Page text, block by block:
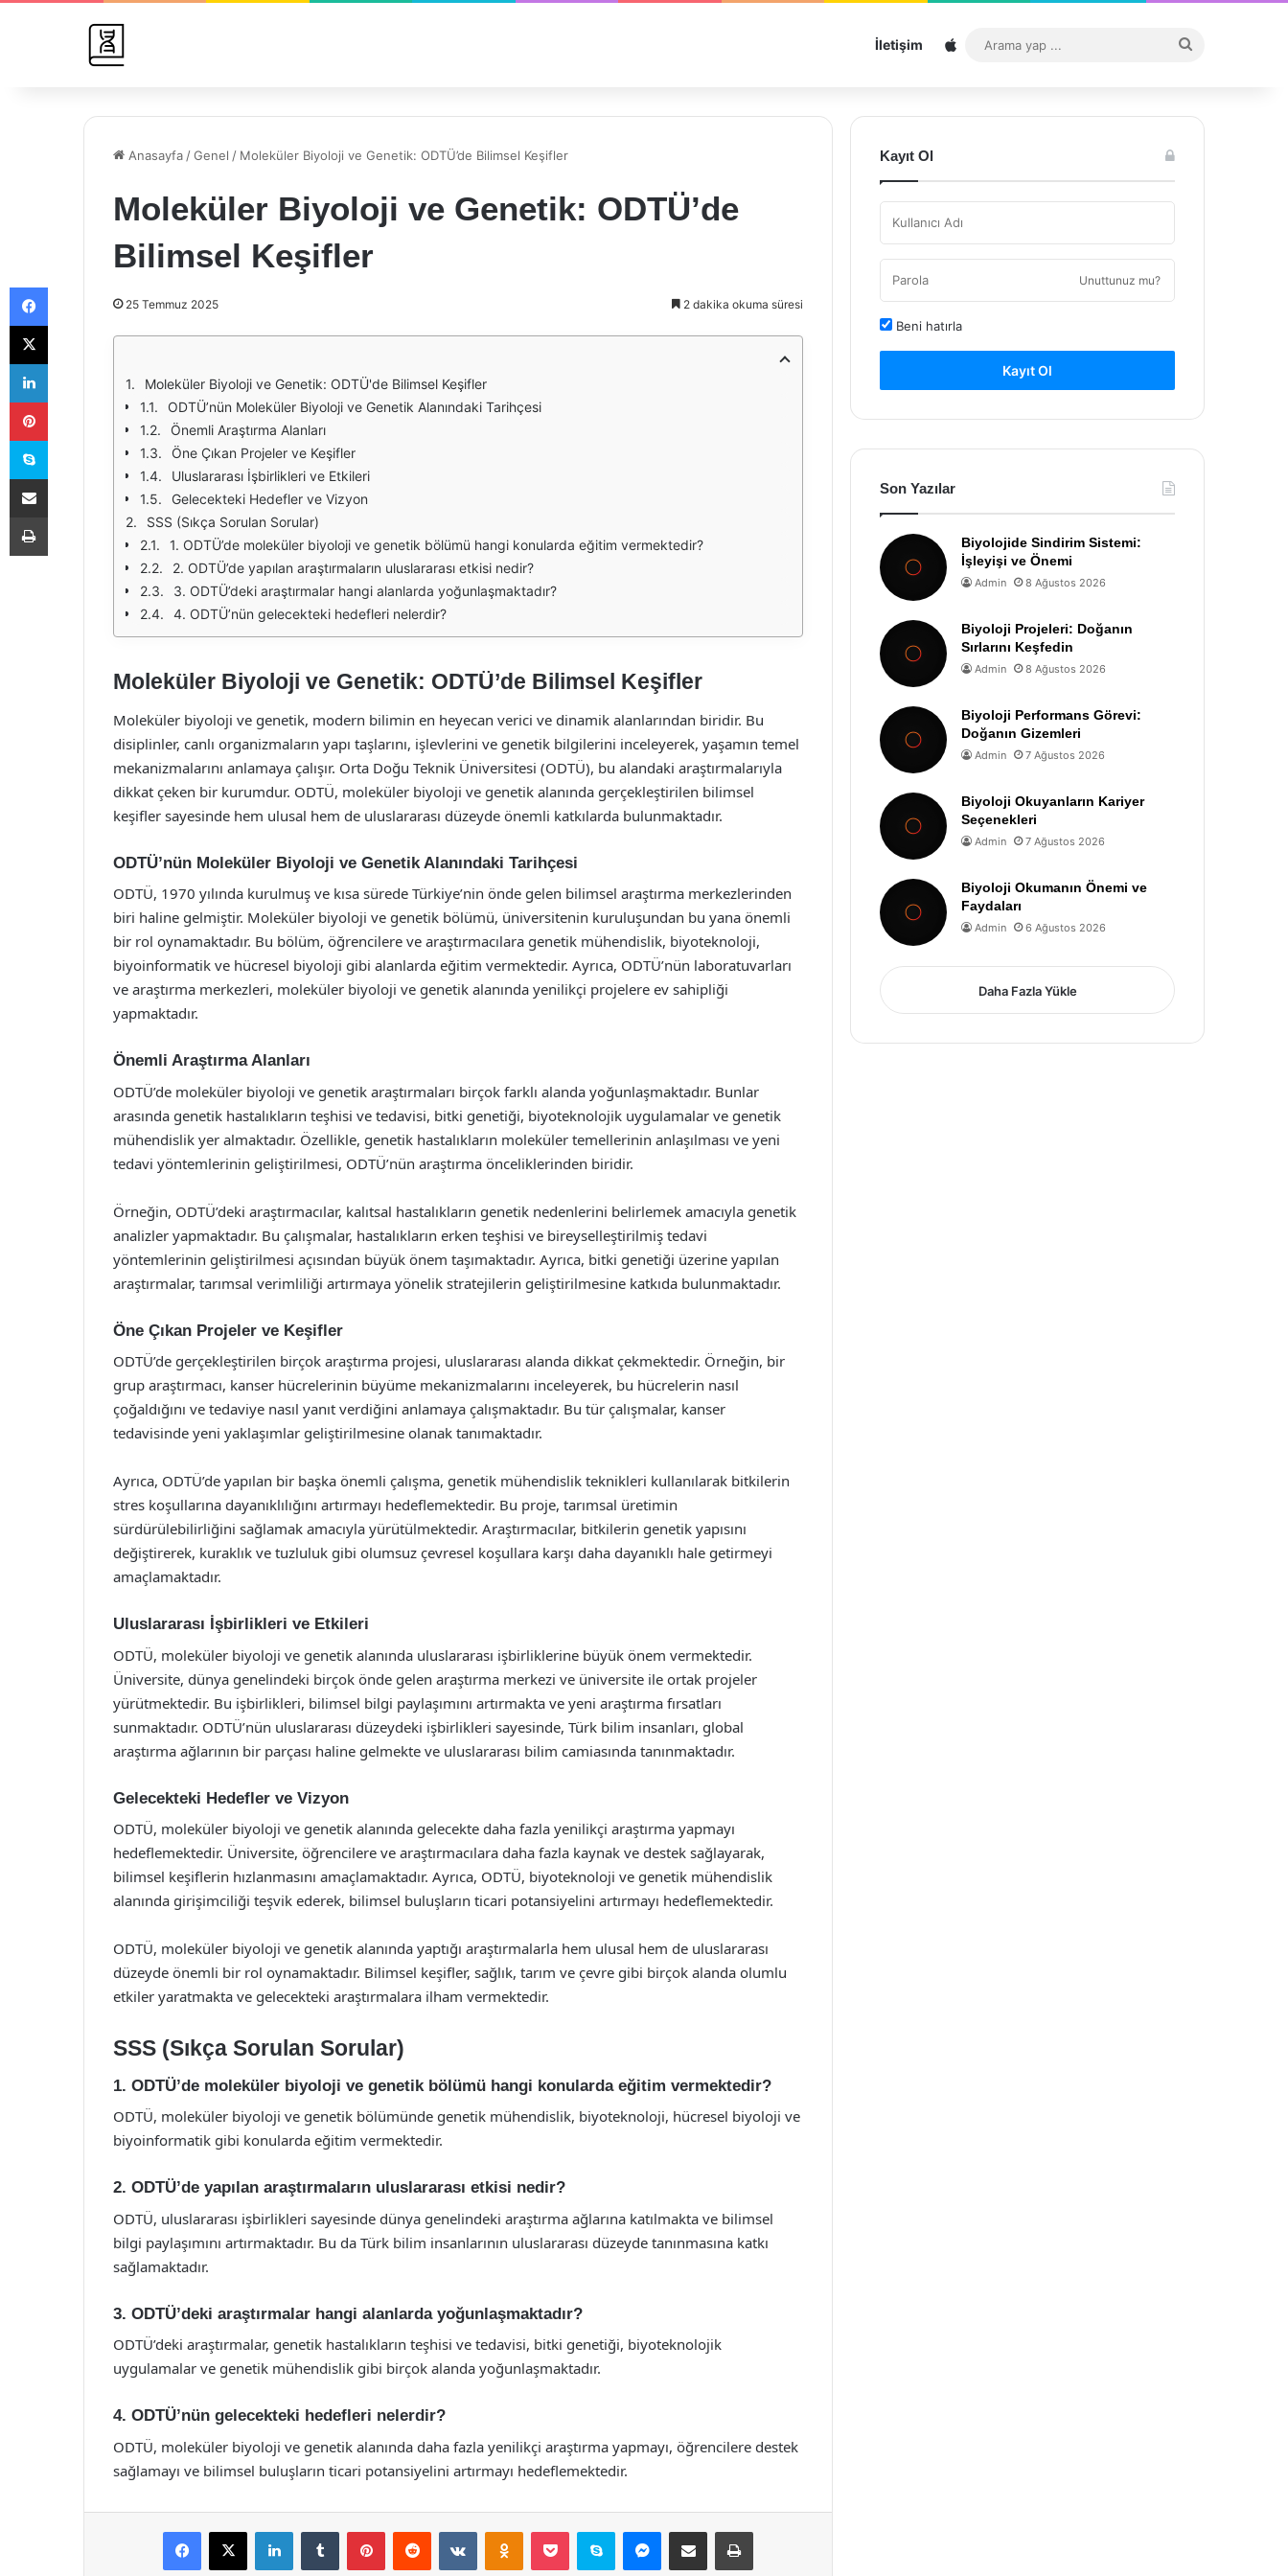
İletişim Sitemap
...
Anasayfa /Genel / Moleküler Biyoloji ve Genetik: ODTÜ’de Bilimsel Keşifler
Moleküler Biyoloji ve Genetik: ODTÜ’de
Bilimsel Keşifler
25 Temmuz 2025 2 dakika okuma süresi
Moleküler Biyoloji ve Genetik: ODTÜ'de Bilimsel Keşifler
ODTÜ’nün Moleküler Biyoloji ve Genetik Alanındaki Tarihçesi
Önemli Araştırma Alanları
Öne Çıkan Projeler ve Keşifler
Uluslararası İşbirlikleri ve Etkileri
Gelecekteki Hedefler ve Vizyon
SSS (Sıkça Sorulan Sorular)
1. ODTÜ’de moleküler biyoloji ve genetik bölümü hangi konularda eğitim vermektedir?
2. ODTÜ’de yapılan araştırmaların uluslararası etkisi nedir?
3. ODTÜ’deki araştırmalar hangi alanlarda yoğunlaşmaktadır?
4. ODTÜ’nün gelecekteki hedefleri nelerdir?
Moleküler Biyoloji ve Genetik: ODTÜ’de Bilimsel Keşifler
Moleküler biyoloji ve genetik, modern bilimin en heyecan verici ve dinamik alanlarından biridir. Bu
disiplinler, canlı organizmaların yapı taşlarını, işlevlerini ve genetik bilgilerini inceleyerek, yaşamın temel
mekanizmalarını anlamaya çalışır. Orta Doğu Teknik Üniversitesi (ODTÜ), bu alandaki araştırmalarıyla
dikkat çeken bir kurumdur. ODTÜ, moleküler biyoloji ve genetik alanında gerçekleştirilen bilimsel
keşifler sayesinde hem ulusal hem de uluslararası düzeyde önemli katkılarda bulunmaktadır.
ODTÜ’nün Moleküler Biyoloji ve Genetik Alanındaki Tarihçesi
ODTÜ, 1970 yılında kurulmuş ve kısa sürede Türkiye’nin önde gelen bilimsel araştırma merkezlerinden
biri haline gelmiştir. Moleküler biyoloji ve genetik bölümü, üniversitenin kuruluşundan bu yana önemli
bir rol oynamaktadır. Bu bölüm, öğrencilere ve araştırmacılara genetik mühendislik, biyoteknoloji,
biyoinformatik ve hücresel biyoloji gibi alanlarda eğitim vermektedir. Ayrıca, ODTÜ’nün laboratuvarları
ve araştırma merkezleri, moleküler biyoloji ve genetik alanında yenilikçi projelere ev sahipliği
yapmaktadır.
Önemli Araştırma Alanları
ODTÜ’de moleküler biyoloji ve genetik araştırmaları birçok farklı alanda yoğunlaşmaktadır. Bunlar
arasında genetik hastalıkların teşhisi ve tedavisi, bitki genetiği, biyoteknolojik uygulamalar ve genetik
mühendislik yer almaktadır. Özellikle, genetik hastalıkların moleküler temellerinin anlaşılması ve yeni
tedavi yöntemlerinin geliştirilmesi, ODTÜ’nün araştırma önceliklerinden biridir.
Örneğin, ODTÜ’deki araştırmacılar, kalıtsal hastalıkların genetik nedenlerini belirlemek amacıyla genetik
analizler yapmaktadır. Bu çalışmalar, hastalıkların erken teşhisi ve bireyselleştirilmiş tedavi
yöntemlerinin geliştirilmesi açısından büyük önem taşımaktadır. Ayrıca, bitki genetiği üzerine yapılan
araştırmalar, tarımsal verimliliği artırmaya yönelik stratejilerin geliştirilmesine katkıda bulunmaktadır.
Öne Çıkan Projeler ve Keşifler
ODTÜ’de gerçekleştirilen birçok araştırma projesi, uluslararası alanda dikkat çekmektedir. Örneğin, bir
grup araştırmacı, kanser hücrelerinin büyüme mekanizmalarını inceleyerek, bu hücrelerin nasıl
çoğaldığını ve tedaviye nasıl yanıt verdiğini anlamaya çalışmaktadır. Bu tür çalışmalar, kanser
tedavisinde yeni yaklaşımlar geliştirilmesine olanak tanımaktadır.
Ayrıca, ODTÜ’de yapılan bir başka önemli çalışma, genetik mühendislik teknikleri kullanılarak bitkilerin
stres koşullarına dayanıklılığını artırmayı hedeflemektedir. Bu proje, tarımsal üretimin
sürdürülebilirliğini sağlamak amacıyla yürütülmektedir. Araştırmacılar, bitkilerin genetik yapısını
değiştirerek, kuraklık ve tuzluluk gibi olumsuz çevresel koşullara karşı daha dayanıklı hale getirmeyi
amaçlamaktadır.
Uluslararası İşbirlikleri ve Etkileri
ODTÜ, moleküler biyoloji ve genetik alanında uluslararası işbirliklerine büyük önem vermektedir.
Üniversite, dünya genelindeki birçok önde gelen araştırma merkezi ve üniversite ile ortak projeler
yürütmektedir. Bu işbirlikleri, bilimsel bilgi paylaşımını artırmakta ve yeni araştırma fırsatları
sunmaktadır. ODTÜ’nün uluslararası düzeydeki işbirlikleri sayesinde, Türk bilim insanları, global
araştırma ağlarının bir parçası haline gelmekte ve uluslararası bilim camiasında tanınmaktadır.
Gelecekteki Hedefler ve Vizyon
ODTÜ, moleküler biyoloji ve genetik alanında gelecekte daha fazla yenilikçi araştırma yapmayı
hedeflemektedir. Üniversite, öğrencilere ve araştırmacılara daha fazla kaynak ve destek sağlayarak,
bilimsel keşiflerin hızlanmasını amaçlamaktadır. Ayrıca, ODTÜ, biyoteknoloji ve genetik mühendislik
alanında girişimciliği teşvik ederek, bilimsel buluşların ticari potansiyelini artırmayı hedeflemektedir.
ODTÜ, moleküler biyoloji ve genetik alanında yaptığı araştırmalarla hem ulusal hem de uluslararası
düzeyde önemli bir rol oynamaktadır. Bilimsel keşifler, sağlık, tarım ve çevre gibi birçok alanda olumlu
etkiler yaratmakta ve gelecekteki araştırmalara ilham vermektedir.
SSS (Sıkça Sorulan Sorular)
1. ODTÜ’de moleküler biyoloji ve genetik bölümü hangi konularda eğitim vermektedir?
ODTÜ, moleküler biyoloji ve genetik bölümünde genetik mühendislik, biyoteknoloji, hücresel biyoloji ve
biyoinformatik gibi konularda eğitim vermektedir.
2. ODTÜ’de yapılan araştırmaların uluslararası etkisi nedir?
ODTÜ, uluslararası işbirlikleri sayesinde dünya genelindeki araştırma ağlarına katılmakta ve bilimsel
bilgi paylaşımını artırmaktadır. Bu da Türk bilim insanlarının uluslararası düzeyde tanınmasına katkı
sağlamaktadır.
3. ODTÜ’deki araştırmalar hangi alanlarda yoğunlaşmaktadır?
ODTÜ’deki araştırmalar, genetik hastalıkların teşhisi ve tedavisi, bitki genetiği, biyoteknolojik
uygulamalar ve genetik mühendislik gibi birçok alanda yoğunlaşmaktadır.
4. ODTÜ’nün gelecekteki hedefleri nelerdir?
ODTÜ, moleküler biyoloji ve genetik alanında daha fazla yenilikçi araştırma yapmayı, öğrencilere destek
sağlamayı ve bilimsel buluşların ticari potansiyelini artırmayı hedeflemektedir.
Facebook
X LinkedInTumblr PinterestReddit VKontakteOdnoklassniki
Pocket Skype Messenger
E-Posta ile paylaş Yazdır
Kayıt Ol
Unuttunuz mu?
Beni hatırla
Kayıt Ol
Son Yazılar
Biyolojide Sindirim Sistemi:
İşleyişi ve Önemi
Admin 8 Ağustos 2026
Biyoloji Projeleri: Doğanın
Sırlarını Keşfedin
Admin 8 Ağustos 2026
Biyoloji Performans Görevi:
Doğanın Gizemleri
Admin 7 Ağustos 2026
Biyoloji Okuyanların Kariyer
Seçenekleri
Admin 7 Ağustos 2026
Biyoloji Okumanın Önemi ve
Faydaları
Admin 6 Ağustos 2026
Daha Fazla Yükle
Facebook
X
LinkedIn
Pinterest
Skype
E-Posta ile paylaş